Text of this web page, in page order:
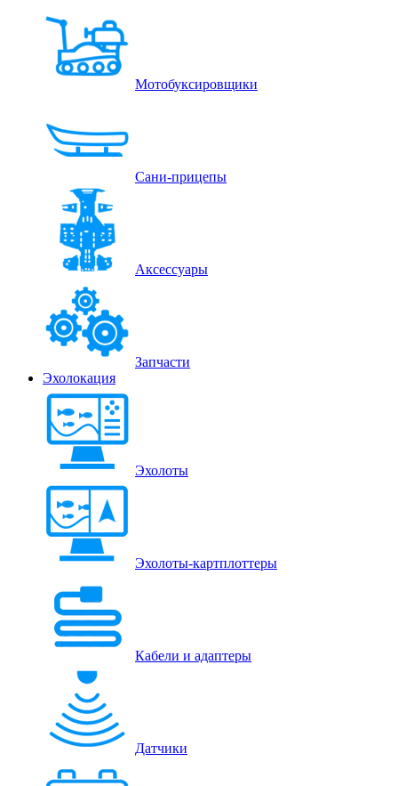
Мотобуксировщики
Сани-прицепы
Аксессуары
Запчасти
Эхолокация
Эхолоты
Эхолоты-картплоттеры
Кабели и адаптеры
Датчики